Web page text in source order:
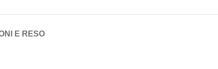
E RESO